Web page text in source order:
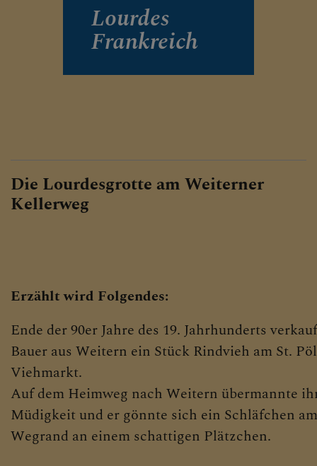
Lourdes
Frankreich
Die Lourdesgrotte am Weiterner
Kellerweg
Erzählt wird Folgendes:
Ende der 90er Jahre des 19. Jahrhunderts
Bauer aus Weitern ein Stück Rindvieh am St.
Viehmarkt.
Auf dem Heimweg nach Weitern übermannte
Müdigkeit und er gönnte sich ein Schläfchen am
Wegrand an einem schattigen Plätzchen.